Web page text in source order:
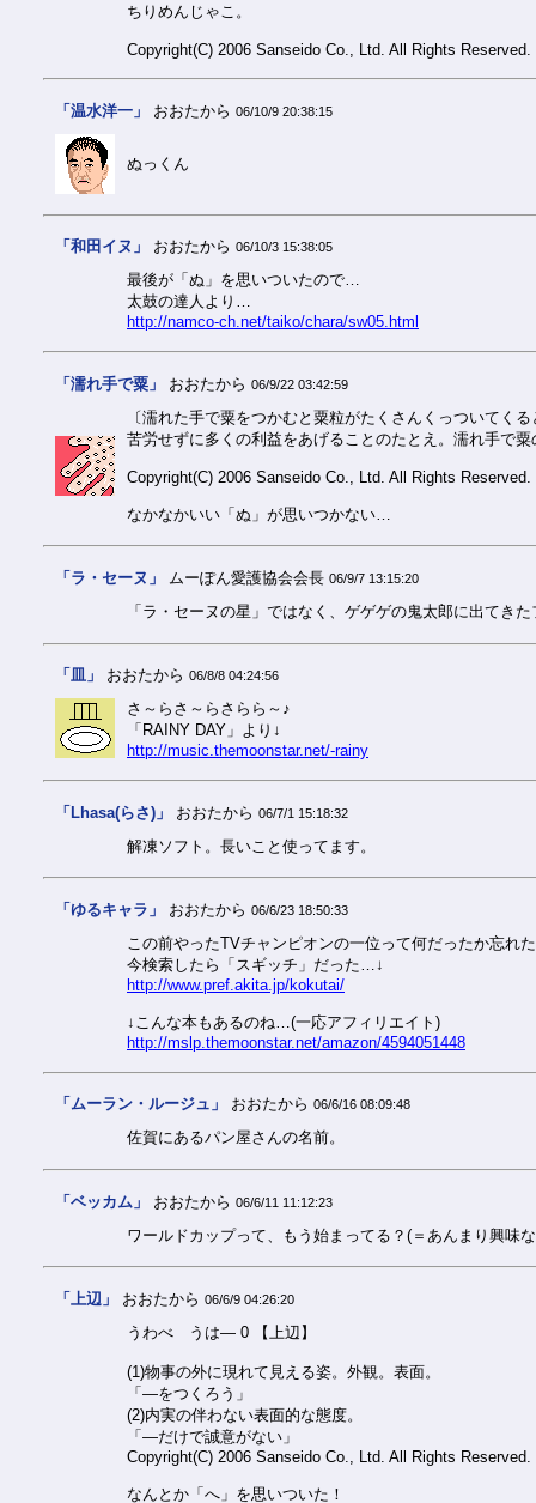
ちりめんじゃこ。
Copyright(C) 2006 Sanseido Co., Ltd. All Rights Reserved.
「温水洋一」 おおたから 06/10/9 20:38:15
ぬっくん
「和田イヌ」 おおたから 06/10/3 15:38:05
最後が「ぬ」を思いついたので…
太鼓の達人より…
http://namco-ch.net/taiko/chara/sw05.html
「濡れ手で粟」 おおたから 06/9/22 03:42:59
〔濡れた手で粟をつかむと粟粒がたくさんくっついてく
苦労せずに多くの利益をあげることのたとえ。濡れ手で
Copyright(C) 2006 Sanseido Co., Ltd. All Rights Reserved.
なかなかいい「ぬ」が思いつかない…
「ラ・セーヌ」 ムーぽん愛護協会会長 06/9/7 13:15:20
「ラ・セーヌの星」ではなく、ゲゲゲの鬼太郎に出てき
「皿」 おおたから 06/8/8 04:24:56
さ～らさ～らさらら～♪
「RAINY DAY」より↓
http://music.themoonstar.net/-rainy
「Lhasa(らさ)」 おおたから 06/7/1 15:18:32
解凍ソフト。長いこと使ってます。
「ゆるキャラ」 おおたから 06/6/23 18:50:33
この前やったTVチャンピオンの一位って何だったか忘れ
今検索したら「スギッチ」だった…↓
http://www.pref.akita.jp/kokutai/
↓こんな本もあるのね…(一応アフィリエイト)
http://mslp.themoonstar.net/amazon/4594051448
「ムーラン・ルージュ」 おおたから 06/6/16 08:09:48
佐賀にあるパン屋さんの名前。
「ベッカム」 おおたから 06/6/11 11:12:23
ワールドカップって、もう始まってる？(＝あんまり興味
「上辺」 おおたから 06/6/9 04:26:20
うわべ うは― 0 【上辺】
(1)物事の外に現れて見える姿。外観。表面。
「―をつくろう」
(2)内実の伴わない表面的な態度。
「―だけで誠意がない」
Copyright(C) 2006 Sanseido Co., Ltd. All Rights Reserved.
なんとか「へ」を思いついた！